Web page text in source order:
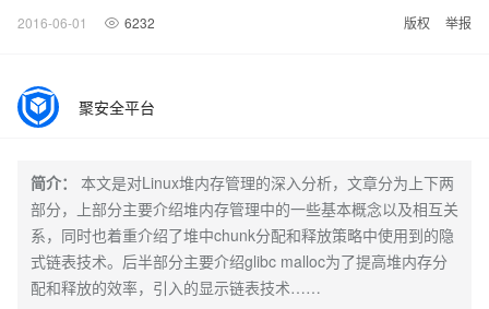
2016-06-01 6232 版权 举报
聚安全平台
简介：
本文是对Linux堆内存管理的深入分析，文章分为上下两
部分，上部分主要介绍堆内存管理中的一些基本概念以及相互关
系，同时也着重介绍了堆中chunk分配和释放策略中使用到的隐
式链表技术。后半部分主要介绍glibc malloc为了提高堆内存分
配和释放的效率，引入的显示链表技术……